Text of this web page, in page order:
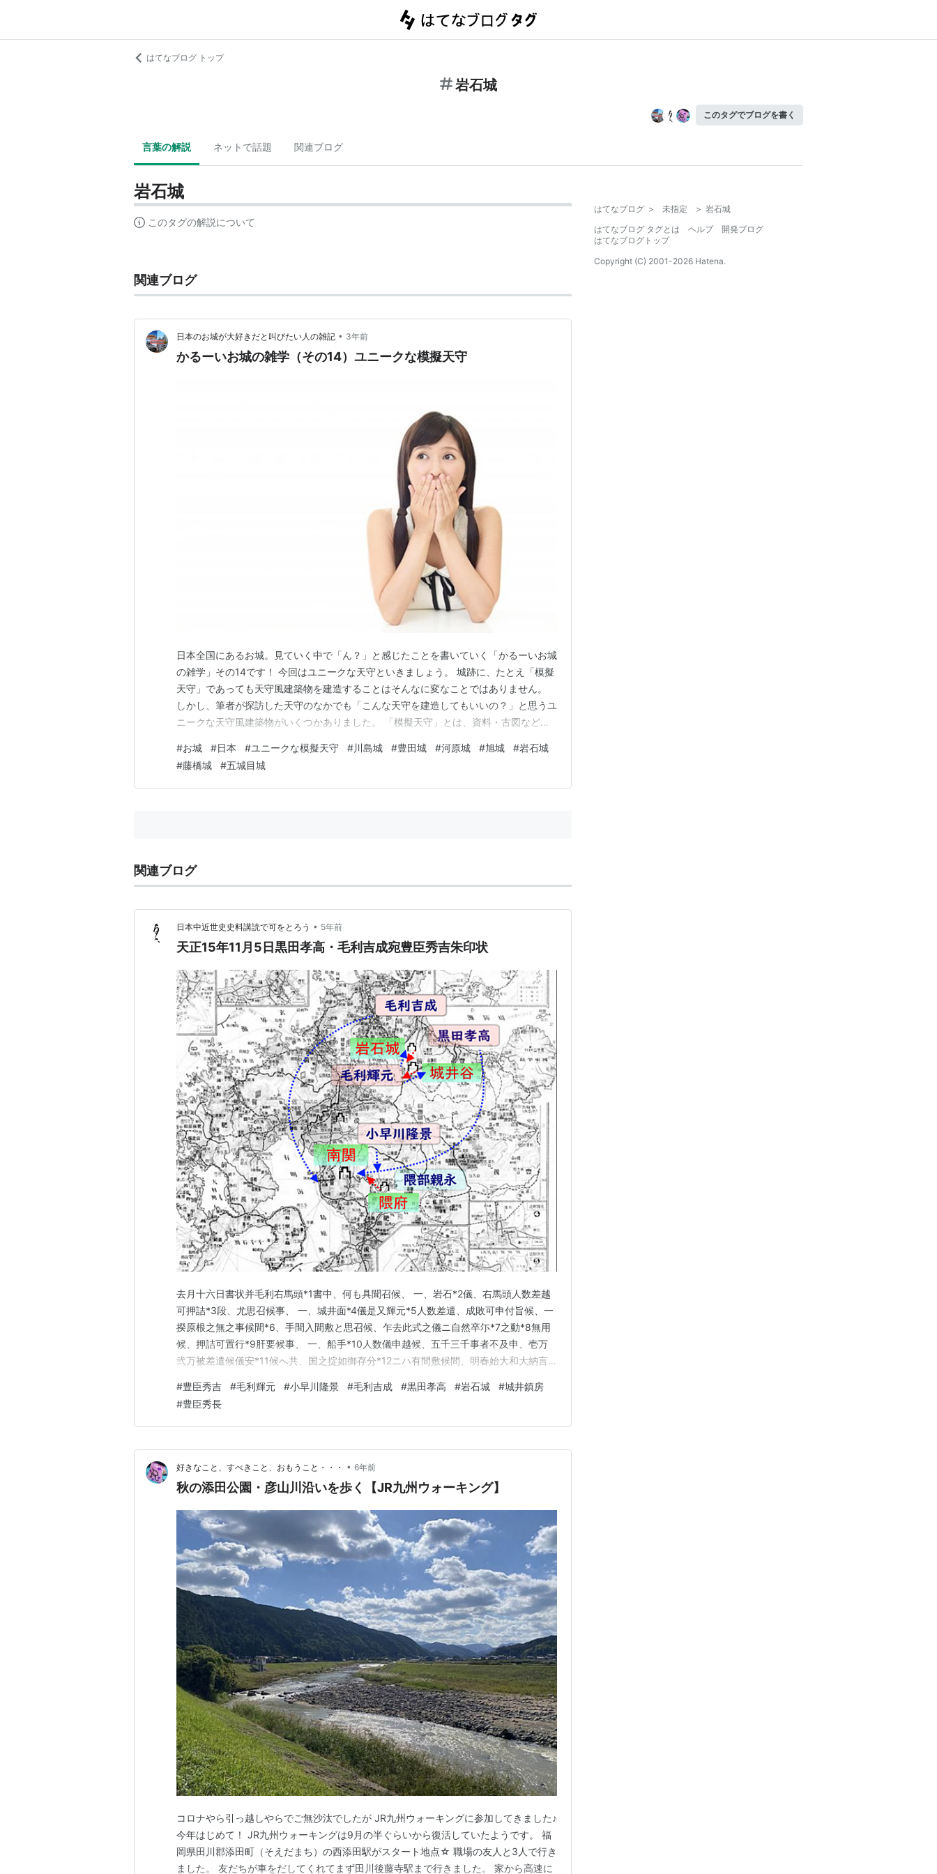
はてなブログ トップ
岩石城
このタグでブログを書く
言葉の解説 ネットで話題 関連ブログ
岩石城
このタグの解説について
関連ブログ
日本のお城が大好きだと叫びたい人の雑記 • 3年前
かるーいお城の雑学（その14）ユニークな模擬天守
日本全国にあるお城。見ていく中で「ん？」と感じたことを書いていく「かるーいお城
の雑学」その14です！ 今回はユニークな天守といきましょう。 城跡に、たとえ「模擬
天守」であっても天守風建築物を建造することはそんなに変なことではありません。
しかし、筆者が探訪した天守のなかでも「こんな天守を建造してもいいの？」と思うユ
ニークな天守風建築物がいくつかありました。 「模擬天守」とは、資料・古図などで
無視し、あらたな意匠で建てた天守建築のことです。 では、下の画像をご覧くださ
い。 大阪青山歴史文学博物館 画像出典：大阪青山歴史…
#お城 #日本 #ユニークな模擬天守 #川島城 #豊田城 #河原城 #旭城 #岩石城
#藤橋城 #五城目城
関連ブログ
日本中近世史史料講読で可をとろう • 5年前
天正15年11月5日黒田孝高・毛利吉成宛豊臣秀吉朱印状
去月十六日書状并毛利右馬頭*1書中、何も具聞召候、 一、岩石*2儀、右馬頭人数差越
可押詰*3段、尤思召候事、 一、城井面*4儀是又輝元*5人数差遣、成敗可申付旨候、一
揆原根之無之事候間*6、手間入間敷と思召候、乍去此式之儀ニ自然卒尓*7之動*8無用
候、押詰可置行*9肝要候事、 一、船手*10人数儀申越候、五千三千事者不及申、壱万
弐万被差遣候儀安*11候へ共、国之掟如御存分*12ニハ有間敷候間、明春始大和大納言
次第可被仰出候、肥後面*15儀、隆景相動人数壱万五千余差越段、無由断旨聞召候、尚
追〻可言上候也、 十一月五…
#豊臣秀吉 #毛利輝元 #小早川隆景 #毛利吉成 #黒田孝高 #岩石城 #城井鎮房
#豊臣秀長
好きなこと、すべきこと、おもうこと・・・ • 6年前
秋の添田公園・彦山川沿いを歩く【JR九州ウォーキング】
コロナやら引っ越しやらでご無沙汰でしたが JR九州ウォーキングに参加してきました♪
今年はじめて！ JR九州ウォーキングは9月の半ぐらいから復活していたようです。 福
岡県田川郡添田町（そえだまち）の西添田駅がスタート地点☆ 職場の友人と3人で行き
ました。 友だちが車をだしてくれてまず田川後藤寺駅まで行きました。 家から高速に
はてなブログ > 未指定 > 岩石城
はてなブログ タグとは
ヘルプ
開発ブログ
はてなブログトップ
Copyright (C) 2001-2026 Hatena.